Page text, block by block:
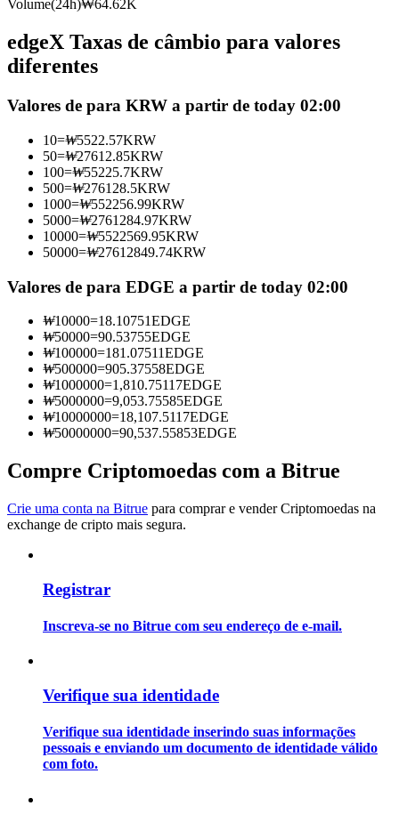
Copiar Trading
Junte-se aos principais traders
Torne-se um Trader de Cópias
Desfrute da partilha de lucros e comissões de copy trading
Informação
Análise de big data, incluindo informações comerciais, etc.
Volume(24h)₩64.62K
edgeX Taxas de câmbio para valores
diferentes
Valores de para KRW a partir de today 02:00
10=₩5522.57KRW
50=₩27612.85KRW
100=₩55225.7KRW
500=₩276128.5KRW
1000=₩552256.99KRW
5000=₩2761284.97KRW
10000=₩5522569.95KRW
50000=₩27612849.74KRW
Valores de para EDGE a partir de today 02:00
₩10000=18.10751EDGE
₩50000=90.53755EDGE
₩100000=181.07511EDGE
₩500000=905.37558EDGE
₩1000000=1,810.75117EDGE
₩5000000=9,053.75585EDGE
₩10000000=18,107.5117EDGE
₩50000000=90,537.55853EDGE
Compre Criptomoedas com a Bitrue
Crie uma conta na Bitrue para comprar e vender Criptomoedas na
exchange de cripto mais segura.
Registrar
Inscreva-se no Bitrue com seu endereço de e-mail.
Verifique sua identidade
Verifique sua identidade inserindo suas informações
pessoais e enviando um documento de identidade válido
com foto.